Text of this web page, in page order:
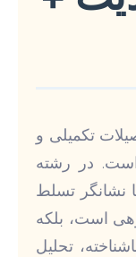
تکمیلی و
در رشته
نشانگر تسلط
است، بلکه
تحلیل